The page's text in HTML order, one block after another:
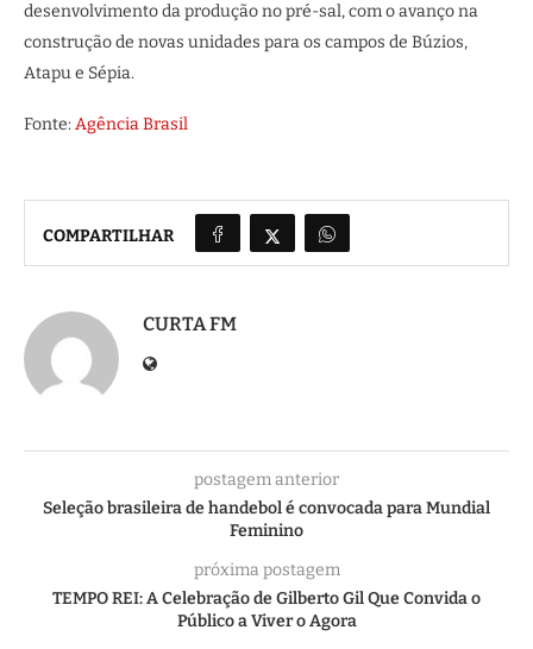
desenvolvimento da produção no pré-sal, com o avanço na
construção de novas unidades para os campos de Búzios,
Atapu e Sépia.
Fonte: Agência Brasil
COMPARTILHAR
CURTA FM
postagem anterior
Seleção brasileira de handebol é convocada para Mundial
Feminino
próxima postagem
TEMPO REI: A Celebração de Gilberto Gil Que Convida o
Público a Viver o Agora